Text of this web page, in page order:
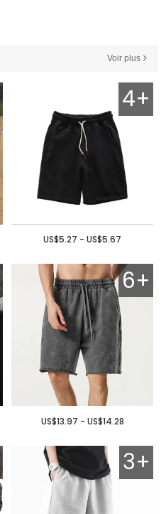
Voir plus
4+
US$5.27 - US$5.67
6+
US$13.97 - US$14.28
3+